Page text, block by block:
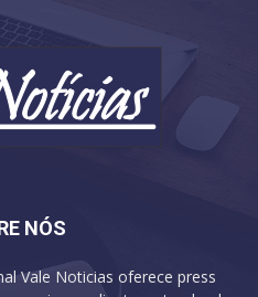
NÓS
Vale Noticias oferece press